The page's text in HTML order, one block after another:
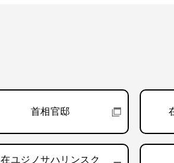
首相官邸
在ユジノサハリンスク